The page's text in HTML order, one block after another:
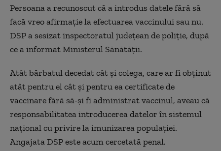
Persoana a recunoscut că a introdus datele fără să
facă vreo afirmație la efectuarea vaccinului sau nu.
DSP a sesizat inspectoratul județean de poliție, după
ce a informat Ministerul Sănătății.
Atât bărbatul decedat cât și colega, care ar fi obținut
atât pentru el cât și pentru ea certificate de
vaccinare fără să-și fi administrat vaccinul, aveau că
responsabilitatea introducerea datelor în sistemul
național cu privire la imunizarea populației.
Angajata DSP este acum cercetată penal.